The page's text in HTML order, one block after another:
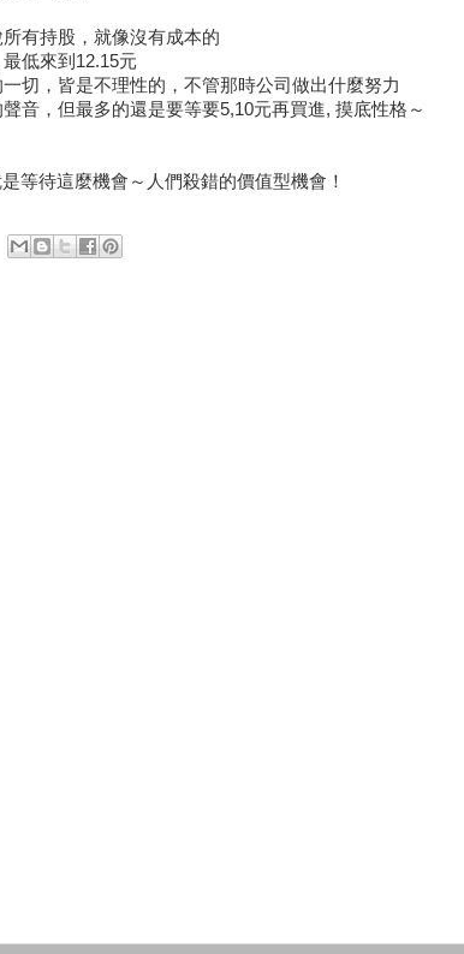
有持股，就像沒有成本的
低來到12.15元
切，皆是不理性的，不管那時公司做出什麼努力
音，但最多的還是要等要5,10元再買進, 摸底性格～
等待這麼機會～人們殺錯的價值型機會！